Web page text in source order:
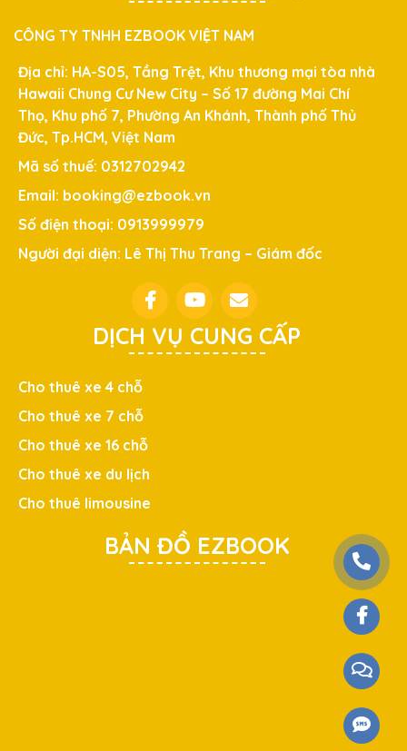
CÔNG TY TNHH EZBOOK VIỆT NAM
Địa chỉ: HA-S05, Tầng Trệt, Khu thương mại tòa nhà
Hawaii Chung Cư New City – Số 17 đường Mai Chí
Thọ, Khu phố 7, Phường An Khánh, Thành phố Thủ
Đức, Tp.HCM, Việt Nam
Mã số thuế: 0312702942
Email: booking@ezbook.vn
Số điện thoại: 0913999979
Người đại diện: Lê Thị Thu Trang – Giám đốc
DỊCH VỤ CUNG CẤP
Cho thuê xe 4 chỗ
Cho thuê xe 7 chỗ
Cho thuê xe 16 chỗ
Cho thuê xe du lịch
Cho thuê limousine
BẢN ĐỒ EZBOOK